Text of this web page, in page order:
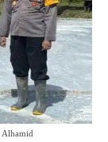
Alhamid